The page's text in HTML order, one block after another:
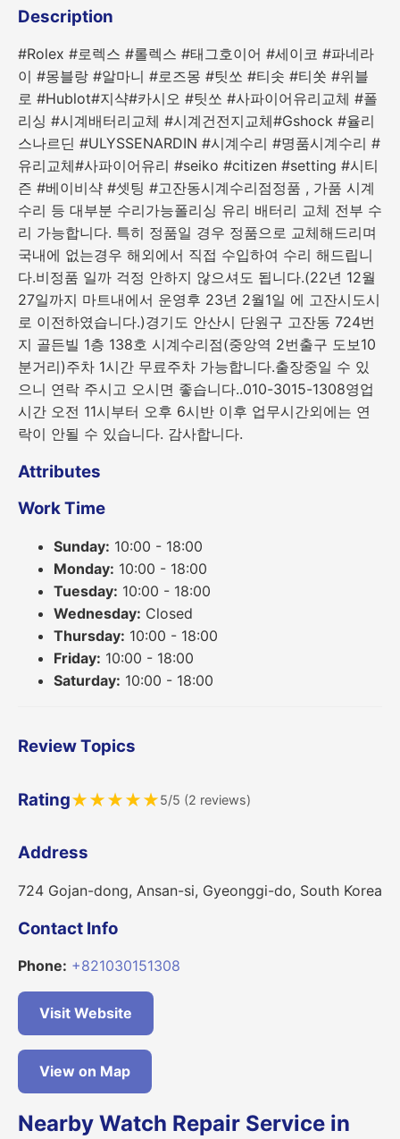
Description
#Rolex #로렉스 #롤렉스 #태그호이어 #세이코 #파네라
이 #몽블랑 #알마니 #로즈몽 #팃쏘 #티솟 #티쏫 #위블
로 #Hublot#지샥#카시오 #팃쏘 #사파이어유리교체 #폴
리싱 #시계배터리교체 #시계건전지교체#Gshock #율리
스나르딘 #ULYSSENARDIN #시계수리 #명품시계수리 #
유리교체​#사파이어유리 #seiko #citizen #setting #시티
즌 #베이비샥 #셋팅 #고잔동시계수리점정품 , 가품 시계
수리 등 대부분 수리가능폴리싱 유리 배터리 교체 전부 수
리 가능합니다. 특히 정품일 경우 정품으로 교체해드리며
국내에 없는경우 해외에서 직접 수입하여 수리 해드립니
다.비정품 일까 걱정 안하지 않으셔도 됩니다.(22년 12월
27일까지 마트내에서 운영후 23년 2월1일 에 고잔시도시
로 이전하였습니다.)​경기도 안산시 단원구 고잔동 724번
지 골든빌 1층 138호 시계수리점(중앙역 2번출구 도보10
분거리)주차 1시간 무료주차 가능합니다.출장중일 수 있
으니 연락 주시고 오시면 좋습니다.. ​010-3015-1308영업
시간 오전 11시부터 오후 6시반 이후 업무시간외에는 연
락이 안될 수 있습니다. 감사합니다.
Attributes
Work Time
Sunday: 10:00 - 18:00
Monday: 10:00 - 18:00
Tuesday: 10:00 - 18:00
Wednesday: Closed
Thursday: 10:00 - 18:00
Friday: 10:00 - 18:00
Saturday: 10:00 - 18:00
Review Topics
Rating★★★★★5/5 (2 reviews)
Address
724 Gojan-dong, Ansan-si, Gyeonggi-do, South Korea
Contact Info
Phone: +821030151308
Visit Website
View on Map
Nearby Watch Repair Service in